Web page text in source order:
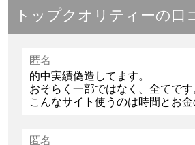
トップクオリティーの口
匿名
的中実績偽造してます。
おそらく一部ではなく、全てです
こんなサイト使うのは時間とお金
匿名